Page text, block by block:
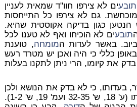
תובעים לא צירפו חוו"ד שמאית לעניין
גם לא צירפו כל התייחסות
כגון בדיקה אקוסטית שהיא.
תובעים לא הוכיחו ואף לא טענו לכל
באשר לעדות המומחה, טוענת
כללי כי היה ואכן יש מטרד רעש
את קיומו, הרי ניתן לתקנו בעלות
בעדותו, כי לא בדק את הנושא ולכן
הוא לא נכלל בחוות דעתו (ע' 18, ש' 32-35 ועמ' 19, ש' 1-2).